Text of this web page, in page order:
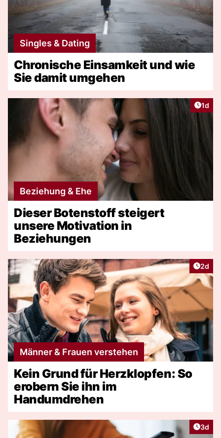
Singles & Dating
Chronische Einsamkeit und wie
Sie damit umgehen
1d
Beziehung & Ehe
Dieser Botenstoff steigert
unsere Motivation in
Beziehungen
2d
Männer & Frauen verstehen
Kein Grund für Herzklopfen: So
erobern Sie ihn im
Handumdrehen
3d